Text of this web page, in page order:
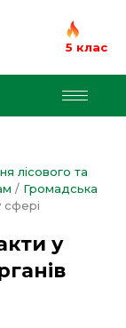
5 клас
лісового та
/ Громадська
сфері
у